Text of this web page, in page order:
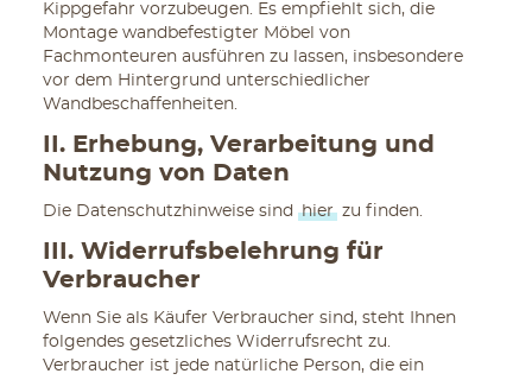
Kippgefahr vorzubeugen. Es empfiehlt sich, die
Montage wandbefestigter Möbel von
Fachmonteuren ausführen zu lassen, insbesondere
vor dem Hintergrund unterschiedlicher
Wandbeschaffenheiten.
II. Erhebung, Verarbeitung und
Nutzung von Daten
Die Datenschutzhinweise sind hier zu finden.
III. Widerrufsbelehrung für
Verbraucher
Wenn Sie als Käufer Verbraucher sind, steht Ihnen
folgendes gesetzliches Widerrufsrecht zu.
Verbraucher ist jede natürliche Person, die ein